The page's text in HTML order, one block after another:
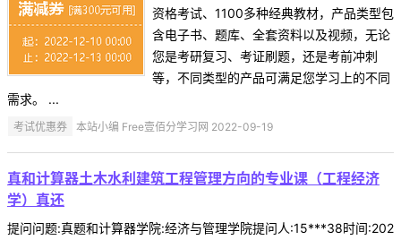
资格考试、1100多种经典教材，产品类型包
含电子书、题库、全套资料以及视频，无论
您是考研复习、考证刷题，还是考前冲刺
等，不同类型的产品可满足您学习上的不同
需求。 ...
考试优惠券 本站小编 Free壹佰分学习网 2022-09-19
真和计算器土木水利建筑工程管理方向的专业课（工程经济
学）真还
提问问题:真题和计算器学院:经济与管理学院提问人:15***38时间:202